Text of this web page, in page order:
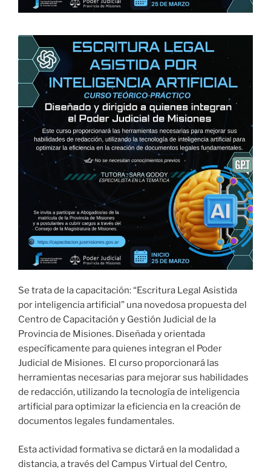
Se trata de la capacitación: “Escritura Legal Asistida
por inteligencia artificial” una novedosa propuesta del
Centro de Capacitación y Gestión Judicial de la
Provincia de Misiones. Diseñada y orientada
específicamente para quienes integran el Poder
Judicial de Misiones. El curso proporcionará las
herramientas necesarias para mejorar sus habilidades
de redacción, utilizando la tecnología de inteligencia
artificial para optimizar la eficiencia en la creación de
documentos legales fundamentales.
Esta actividad formativa se dictará en la modalidad a
distancia, a través del Campus Virtual del Centro,